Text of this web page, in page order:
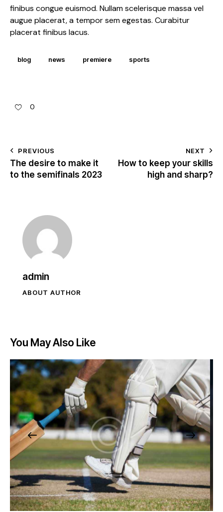
finibus congue euismod. Nullam scelerisque massa vel
augue placerat, a tempor sem egestas. Curabitur
placerat finibus lacus.
blog news premiere sports
0
PREVIOUS
The desire to make it
to the semifinals 2023
NEXT
How to keep your skills
high and sharp?
admin
ABOUT AUTHOR
You May Also Like